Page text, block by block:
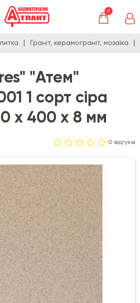
0
Граніт, керамограніт, мозаїка
"Атем"
1 сорт сіра
х 400 х 8 мм
0 відгуків